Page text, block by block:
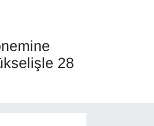
28